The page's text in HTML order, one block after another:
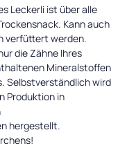
Leckerli ist über alle
Kann auch
verfüttert werden.
die Zähne Ihres
Mineralstoffen
Selbstverständlich wird
Produktion in
hergestellt.